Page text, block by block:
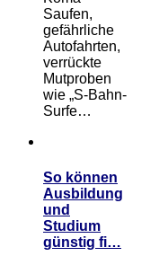
Saufen,
gefährliche
Autofahrten,
verrückte
Mutproben
wie „S-Bahn-
Surfe…
So können
Ausbildung
und
Studium
günstig fi…